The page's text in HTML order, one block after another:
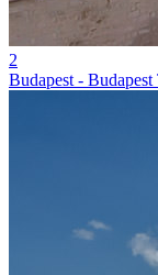
2
Budapest -